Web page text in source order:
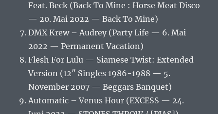
Feat. Beck (Back To Mine : Horse Meat Disco
— 20. Mai 2022 — Back To Mine)
DMX Krew – Audrey (Party Life — 6. Mai
2022 — Permanent Vacation)
Flesh For Lulu — Siamese Twist: Extended
Version (12″ Singles 1986-1988 — 5.
November 2007 — Beggars Banquet)
Automatic – Venus Hour (EXCESS — 24.